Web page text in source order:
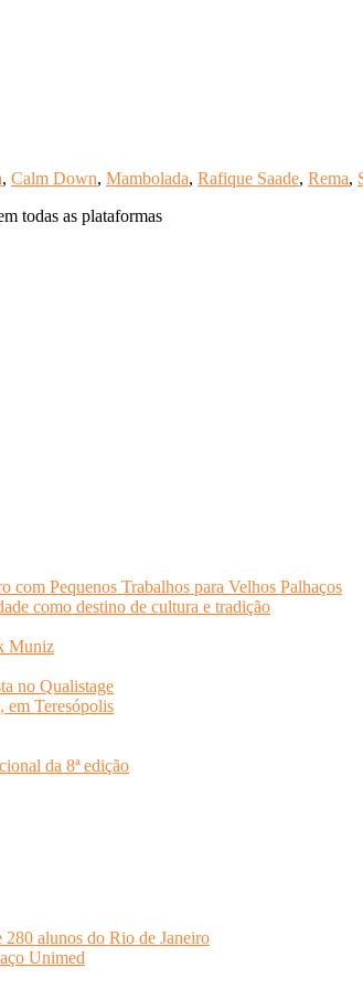
, Calm Down, Mambolada, Rafique Saade, Rema,
todas as plataformas
com Pequenos Trabalhos para Velhos Palhaços
como destino de cultura e tradição
Muniz
no Qualistage
em Teresópolis
da 8ª edição
alunos do Rio de Janeiro
Unimed